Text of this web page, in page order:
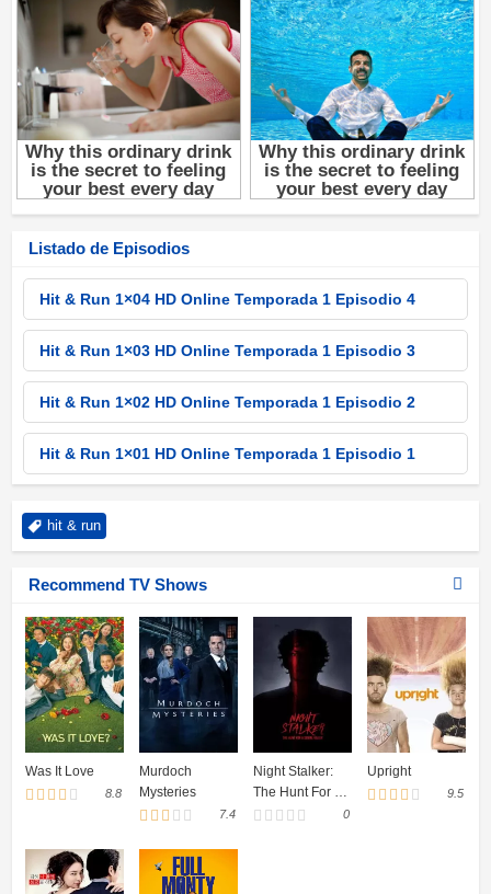
Listado de Episodios
Hit & Run 1×04 HD Online Temporada 1 Episodio 4
Hit & Run 1×03 HD Online Temporada 1 Episodio 3
Hit & Run 1×02 HD Online Temporada 1 Episodio 2
Hit & Run 1×01 HD Online Temporada 1 Episodio 1
hit & run
Recommend TV Shows
Was It Love
8.8
Murdoch
Mysteries
7.4
Night Stalker:
The Hunt For a
Serial Killer
0
Upright
9.5